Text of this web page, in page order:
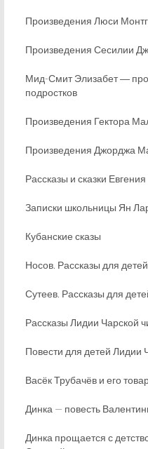
Произведения Люси
Произведения Сесилии
Мид-Смит Элизабет ―
подростков
Произведения Гектора
Произведения Джорджа
Рассказы и сказки
Записки школьницы Ян
Кубанские сказы
Носов. Рассказы для
Сутеев. Рассказы для
Рассказы Лидии Чарской
Повести для детей Лидии
Васёк Трубачёв и его
Динка — повесть
Динка прощается с